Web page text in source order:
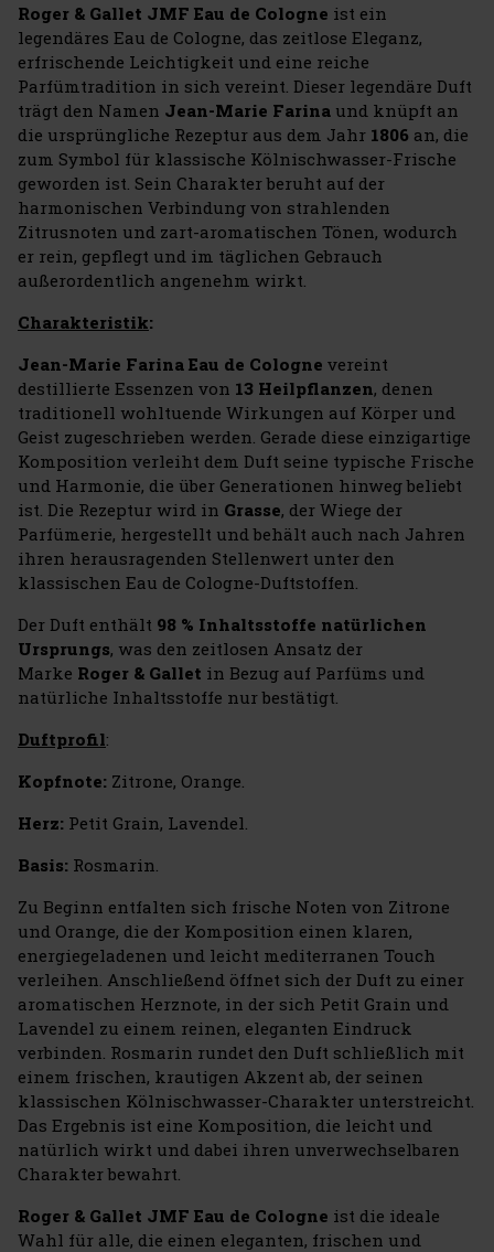
Roger & Gallet JMF Eau de Cologne ist ein
legendäres Eau de Cologne, das zeitlose Eleganz,
erfrischende Leichtigkeit und eine reiche
Parfümtradition in sich vereint. Dieser legendäre Duft
trägt den Namen Jean-Marie Farina und knüpft an
die ursprüngliche Rezeptur aus dem Jahr 1806 an, die
zum Symbol für klassische Kölnischwasser-Frische
geworden ist. Sein Charakter beruht auf der
harmonischen Verbindung von strahlenden
Zitrusnoten und zart-aromatischen Tönen, wodurch
er rein, gepflegt und im täglichen Gebrauch
außerordentlich angenehm wirkt.
Charakteristik:
Jean-Marie Farina Eau de Cologne vereint
destillierte Essenzen von 13 Heilpflanzen, denen
traditionell wohltuende Wirkungen auf Körper und
Geist zugeschrieben werden. Gerade diese einzigartige
Komposition verleiht dem Duft seine typische Frische
und Harmonie, die über Generationen hinweg beliebt
ist. Die Rezeptur wird in Grasse, der Wiege der
Parfümerie, hergestellt und behält auch nach Jahren
ihren herausragenden Stellenwert unter den
klassischen Eau de Cologne-Duftstoffen.
Der Duft enthält 98 % Inhaltsstoffe natürlichen
Ursprungs, was den zeitlosen Ansatz der
Marke Roger & Gallet in Bezug auf Parfüms und
natürliche Inhaltsstoffe nur bestätigt.
Duftprofil:
Kopfnote: Zitrone, Orange.
Herz: Petit Grain, Lavendel.
Basis: Rosmarin.
Zu Beginn entfalten sich frische Noten von Zitrone
und Orange, die der Komposition einen klaren,
energiegeladenen und leicht mediterranen Touch
verleihen. Anschließend öffnet sich der Duft zu einer
aromatischen Herznote, in der sich Petit Grain und
Lavendel zu einem reinen, eleganten Eindruck
verbinden. Rosmarin rundet den Duft schließlich mit
einem frischen, krautigen Akzent ab, der seinen
klassischen Kölnischwasser-Charakter unterstreicht.
Das Ergebnis ist eine Komposition, die leicht und
natürlich wirkt und dabei ihren unverwechselbaren
Charakter bewahrt.
Roger & Gallet JMF Eau de Cologne ist die ideale
Wahl für alle, die einen eleganten, frischen und